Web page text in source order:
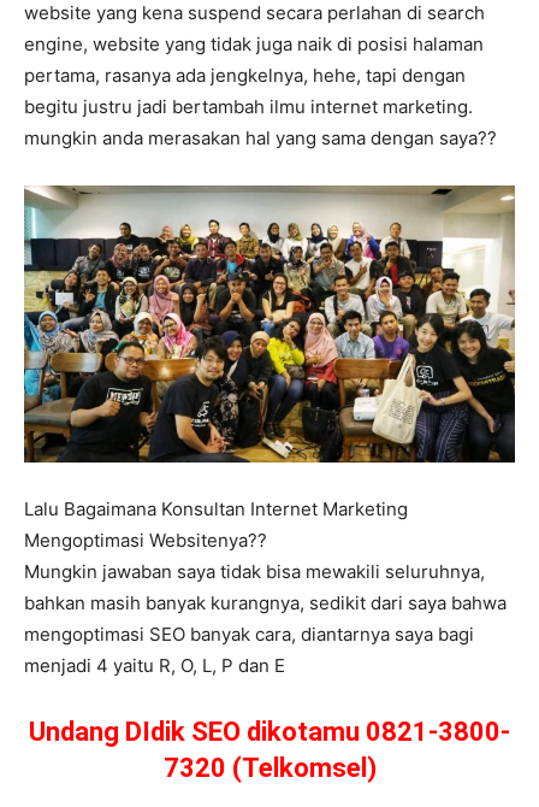
website yang kena suspend secara perlahan di search
engine, website yang tidak juga naik di posisi halaman
pertama, rasanya ada jengkelnya, hehe, tapi dengan
begitu justru jadi bertambah ilmu internet marketing.
mungkin anda merasakan hal yang sama dengan saya??
Lalu Bagaimana Konsultan Internet Marketing
Mengoptimasi Websitenya??
Mungkin jawaban saya tidak bisa mewakili seluruhnya,
bahkan masih banyak kurangnya, sedikit dari saya bahwa
mengoptimasi SEO banyak cara, diantarnya saya bagi
menjadi 4 yaitu R, O, L, P dan E
Undang DIdik SEO dikotamu 0821-3800-
7320 (Telkomsel)